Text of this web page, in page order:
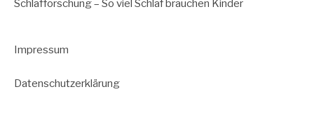
Schlafforschung – So viel Schlaf brauchen Kinder
Impressum
Datenschutzerklärung